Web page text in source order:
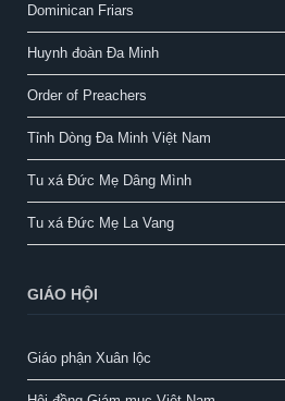
Dominican Friars
Huynh đoàn Đa Minh
Order of Preachers
Tỉnh Dòng Đa Minh Việt Nam
Tu xá Đức Mẹ Dâng Mình
Tu xá Đức Mẹ La Vang
GIÁO HỘI
Giáo phận Xuân lộc